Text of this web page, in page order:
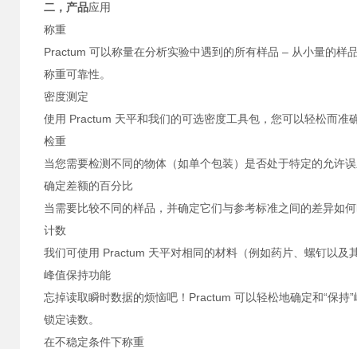
二，产品应用
称重
Practum 可以称量在分析实验中遇到的所有样品 – 从小量的样
称重可靠性。
密度测定
使用 Practum 天平和我们的可选密度工具包，您可以轻松而准
检重
当您需要检测不同的物体（如单个包装）是否处于特定的允许
确定差额的百分比
当需要比较不同的样品，并确定它们与参考标准之间的差异如
计数
我们可使用 Practum 天平对相同的材料（例如药片、螺钉以
峰值保持功能
忘掉读取瞬时数据的烦恼吧！Practum 可以轻松地确定和“保
锁定读数。
在不稳定条件下称重